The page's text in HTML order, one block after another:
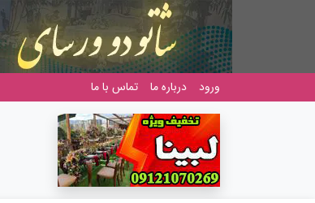
ورود درباره ما تماس با ما